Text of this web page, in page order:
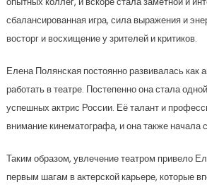
сбалансированная игра, сила выражения и
восторг и восхищение у зрителей и критиков.
Елена Полянская постоянно развивалась как
работать в театре. Постепенно она стала
успешных актрис России. Её талант и
внимание кинематографа, и она также начала
Таким образом, увлечение театром привело
первым шагам в актерской карьере, которые